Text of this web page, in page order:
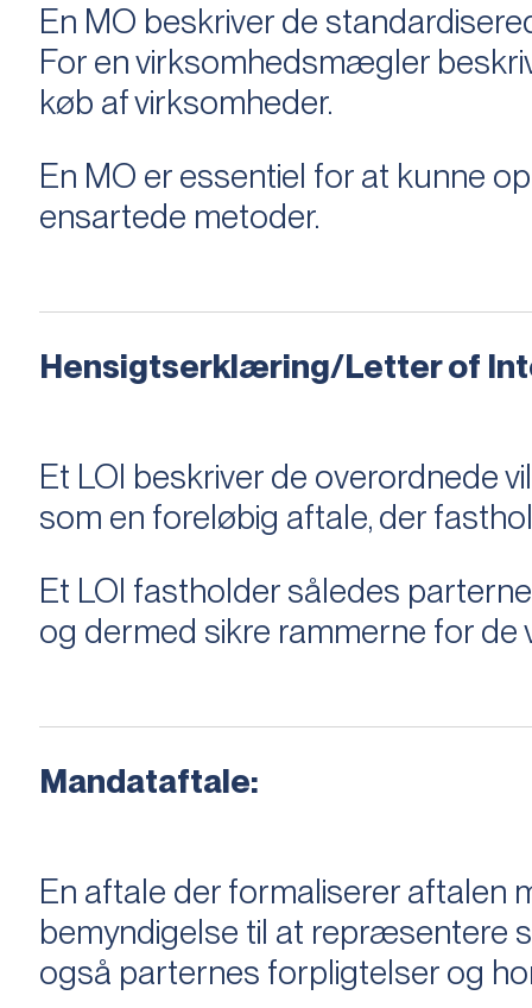
En MO beskriver de
For en virksomhedsmægler
køb af virksomheder.
En MO er essentiel for at kunne
ensartede metoder.
Hensigtserklæring/Letter of
Et LOI beskriver de overordnede
som en foreløbig aftale, der
Et LOI fastholder således
og dermed sikre rammerne for de
Mandataftale:
En aftale der formaliserer
bemyndigelse til at repræsentere
også parternes forpligtelser og